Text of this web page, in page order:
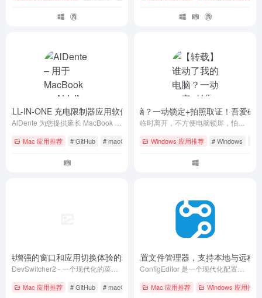
ALL-IN-ONE 充电限制器应用软件（官方版 + 破解版）- v1.34.1
Mac 应用推荐 # GitHub # macOS # 免费
【转载】谁动了我的电脑？一动锁定+拍照取证！吾爱破
Windows 应用推荐 # Windows
供增强的窗口和应用切换体验的现代化菜单栏应用- v2.4.1
Mac 应用推荐 # GitHub # macOS # 免费
ConfigEditor – 一个现代化配置文件管理器，支持本地与远程
Mac 应用推荐 Windows 应用推荐